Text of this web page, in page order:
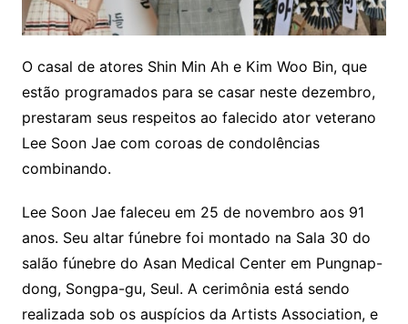
O casal de atores Shin Min Ah e Kim Woo Bin, que
estão programados para se casar neste dezembro,
prestaram seus respeitos ao falecido ator veterano
Lee Soon Jae com coroas de condolências
combinando.
Lee Soon Jae faleceu em 25 de novembro aos 91
anos. Seu altar fúnebre foi montado na Sala 30 do
salão fúnebre do Asan Medical Center em Pungnap-
dong, Songpa-gu, Seul. A cerimônia está sendo
realizada sob os auspícios da Artists Association, e